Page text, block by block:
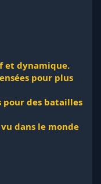
et dynamique.
pour plus
pour des batailles
dans le monde